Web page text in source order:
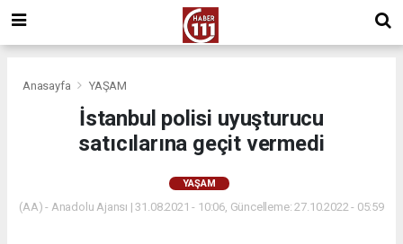
Anasayfa YAŞAM
İstanbul polisi uyuşturucu
satıcılarına geçit vermedi
YAŞAM
(AA) - Anadolu Ajansı | 31.08.2021 - 10:06, Güncelleme: 27.10.2022 - 05:59